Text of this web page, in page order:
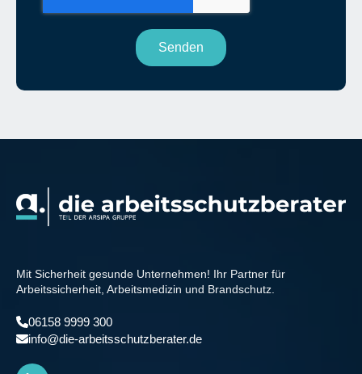
Mit Sicherheit gesunde Unternehmen! Ihr Partner für
Arbeitssicherheit, Arbeitsmedizin und Brandschutz.
06158 9999 300
info@die-arbeitsschutzberater.de